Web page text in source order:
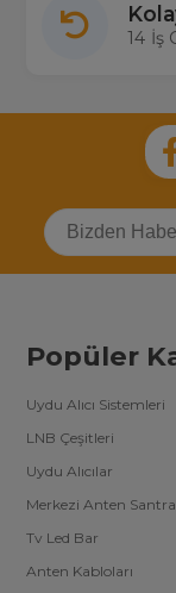
14 İş
Popüler
Uydu Alıcı Sistemleri
LNB Çeşitleri
Uydu Alıcılar
Merkezi Anten
Tv Led Bar
Anten Kabloları